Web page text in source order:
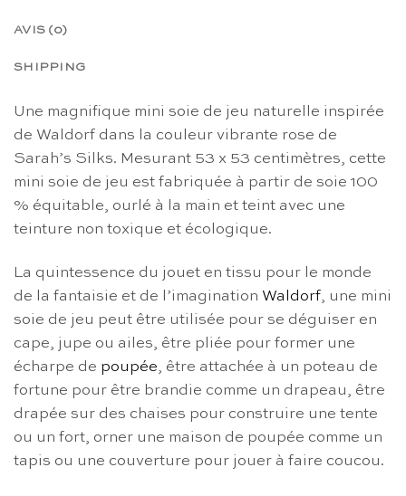
AVIS (0)
SHIPPING
Une magnifique mini soie de jeu naturelle inspirée
de Waldorf dans la couleur vibrante rose de
Sarah’s Silks. Mesurant 53 x 53 centimètres, cette
mini soie de jeu est fabriquée à partir de soie 100
% équitable, ourlé à la main et teint avec une
teinture non toxique et écologique.
La quintessence du jouet en tissu pour le monde
de la fantaisie et de l’imagination Waldorf, une mini
soie de jeu peut être utilisée pour se déguiser en
cape, jupe ou ailes, être pliée pour former une
écharpe de poupée, être attachée à un poteau de
fortune pour être brandie comme un drapeau, être
drapée sur des chaises pour construire une tente
ou un fort, orner une maison de poupée comme un
tapis ou une couverture pour jouer à faire coucou.